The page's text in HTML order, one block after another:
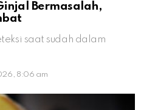
Bermasalah,
saat sudah dalam
8:06 am